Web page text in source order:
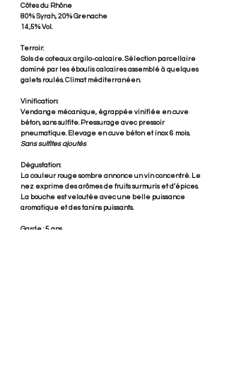
Côtes du Rhône
80% Syrah, 20% Grenache
14,5% Vol.
Terroir:
Sols de coteaux argilo-calcaire. Sélection parcellaire
dominé par les éboulis calcaires assemblé à quelques
galets roulés. Climat méditerranéen.
Vinification:
Vendange mécanique, égrappée vinifiée en cuve
béton, sans sulfite. Pressurage avec pressoir
pneumatique. Elevage en cuve béton et inox 6 mois.
Sans sulfites ajoutés
Dégustation:
La couleur rouge sombre annonce un vin concentré. Le
nez exprime des arômes de fruits surmuris et d’épices.
La bouche est veloutée avec une belle puissance
aromatique et des tanins puissants.
Garde : 5 ans